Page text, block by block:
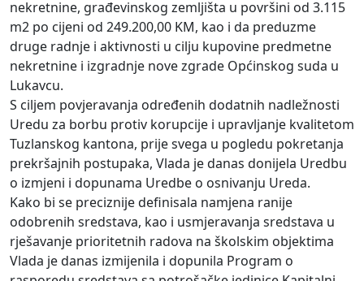
nekretnine, građevinskog zemljišta u površini od 3.115
m2 po cijeni od 249.200,00 KM, kao i da preduzme
druge radnje i aktivnosti u cilju kupovine predmetne
nekretnine i izgradnje nove zgrade Općinskog suda u
Lukavcu.
S ciljem povjeravanja određenih dodatnih nadležnosti
Uredu za borbu protiv korupcije i upravljanje kvalitetom
Tuzlanskog kantona, prije svega u pogledu pokretanja
prekršajnih postupaka, Vlada je danas donijela Uredbu
o izmjeni i dopunama Uredbe o osnivanju Ureda.
Kako bi se preciznije definisala namjena ranije
odobrenih sredstava, kao i usmjeravanja sredstava u
rješavanje prioritetnih radova na školskim objektima
Vlada je danas izmijenila i dopunila Program o